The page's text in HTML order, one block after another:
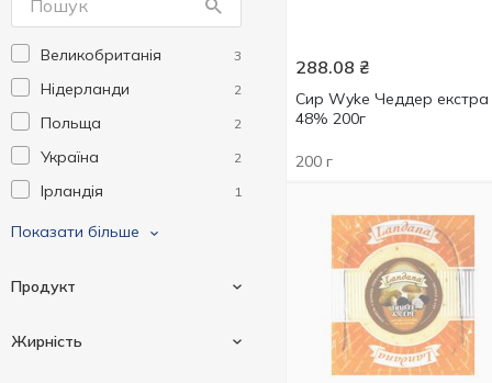
Великобританія 3
Нідерланди 2
Польща 2
Україна 2
Ірландія 1
Іспанія
Показати більше
Продукт
Жирність
288.08 ₴
Сир Wyke Чеддер екстра
48% 200г
200 г